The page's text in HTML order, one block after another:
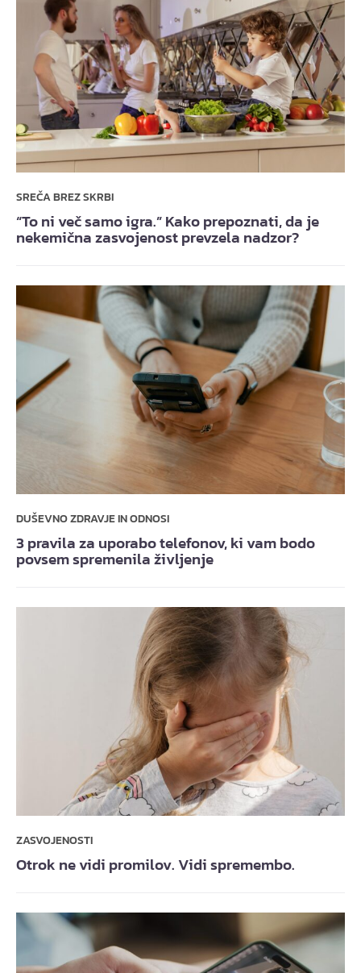
SREČA BREZ SKRBI
“To ni več samo igra.” Kako prepoznati, da je
nekemična zasvojenost prevzela nadzor?
DUŠEVNO ZDRAVJE IN ODNOSI
3 pravila za uporabo telefonov, ki vam bodo
povsem spremenila življenje
ZASVOJENOSTI
Otrok ne vidi promilov. Vidi spremembo.